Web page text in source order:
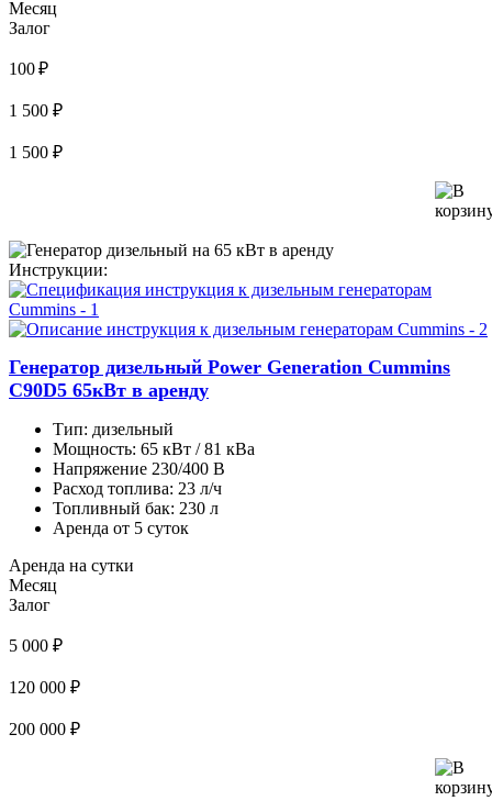
Месяц
Залог
100 ₽
1 500 ₽
1 500 ₽
Инструкции:
Генератор дизельный Power Generation Cummins
C90D5 65кВт в аренду
Тип: дизельный
Мощность: 65 кВт / 81 кВа
Напряжение 230/400 В
Расход топлива: 23 л/ч
Топливный бак: 230 л
Аренда от 5 суток
Аренда на сутки
Месяц
Залог
5 000 ₽
120 000 ₽
200 000 ₽